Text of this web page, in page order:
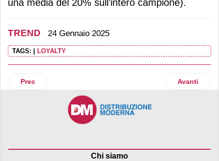
una media del 20% sull’intero campione).
TREND 24 Gennaio 2025
TAGS: LOYALTY
Articolo precedente: Confimprese lancia l'allarme consumi
Prec Articolo
Avanti
Chi siamo